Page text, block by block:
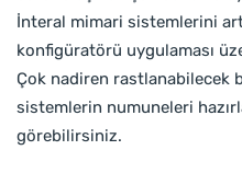
İnteral mimari sistemlerini
konfigüratörü uygulaması
Çok nadiren rastlanabilecek
sistemlerin numuneleri
görebilirsiniz.